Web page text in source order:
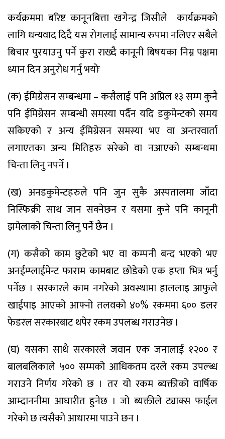
कर्यक्रममा बरिष्ट कानूनबित्ता खगेन्द्र जिसीले कार्यक्रमको
लागि धन्यवाद दिदै यस रोगलाई सामान्य रुपमा नलिएर सबैले
बिचार पुरयाउनु पर्ने कुरा राख्दै कानूनी बिषयका निम्न पक्षमा
ध्यान दिन अनुरोध गर्नु भयोः
(क) ईमिग्रेसन सम्बन्धमा – कसैलाई पनि अप्रिल १३ सम्म कुनै
पनि ईमिग्रेसन सम्बन्धी समस्या पर्दैन यदि डकुमेन्टको समय
सकिएको र अन्य ईमिग्रेसन समस्या भए वा अन्तरवार्ता
लगाएतका अन्य मितिहरु सरेको वा नआएको सम्बन्धमा
चिन्ता लिनु नपर्ने ।
(ख) अनडकुमेन्टहरुले पनि जुन सुकै अस्पतालमा जाँदा
निस्फिक्री साथ जान सक्नेछन र यसमा कुने पनि कानूनी
झमेलाको चिन्ता लिनु पर्ने छैन ।
(ग) कसैको काम छुटेको भए वा कम्पनी बन्द भएको भए
अनईम्प्लाईमेन्ट फाराम कामबाट छोडेको एक हप्ता भित्र भर्नु
पर्नेछ । सरकारले काम नगरेको अवस्थामा हाललाइ आफुले
खाईपाइ आएको आफ्नो तलवको ४०% रकममा ६०० डलर
फेडरल सरकारबाट थपेर रकम उपलब्ध गराउनेछ ।
(घ) यसका साथै सरकारले जवान एक जनालाई १२०० र
बालबलिकाले ५०० सम्मको आधिकतम दरले रकम उपल्ब्ध
गराउने निर्णय गरेको छ । तर यो रकम ब्यक्तीको वार्षिक
आम्दाननीमा आघारीत हुनेछ । जो ब्यक्तीले ट्याक्स फाईल
गरेको छ त्यसैको आधारमा पाउने छन ।